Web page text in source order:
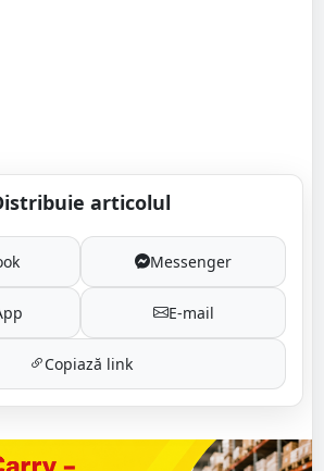
articolul
Messenger
E-mail
Copiază link